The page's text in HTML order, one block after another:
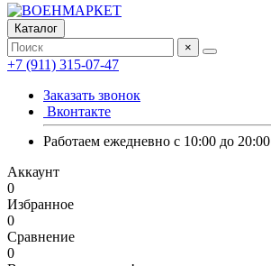
Каталог
×
+7 (911) 315-07-47
Заказать звонок
Вконтакте
Работаем ежедневно с 10:00 до 20:00
Аккаунт
0
Избранное
0
Сравнение
0